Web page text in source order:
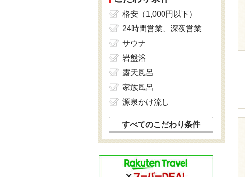
格安（1,000円以下）
24時間営業、深夜営業
サウナ
岩盤浴
露天風呂
家族風呂
源泉かけ流し
すべてのこだわり条件